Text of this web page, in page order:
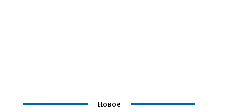
Новое